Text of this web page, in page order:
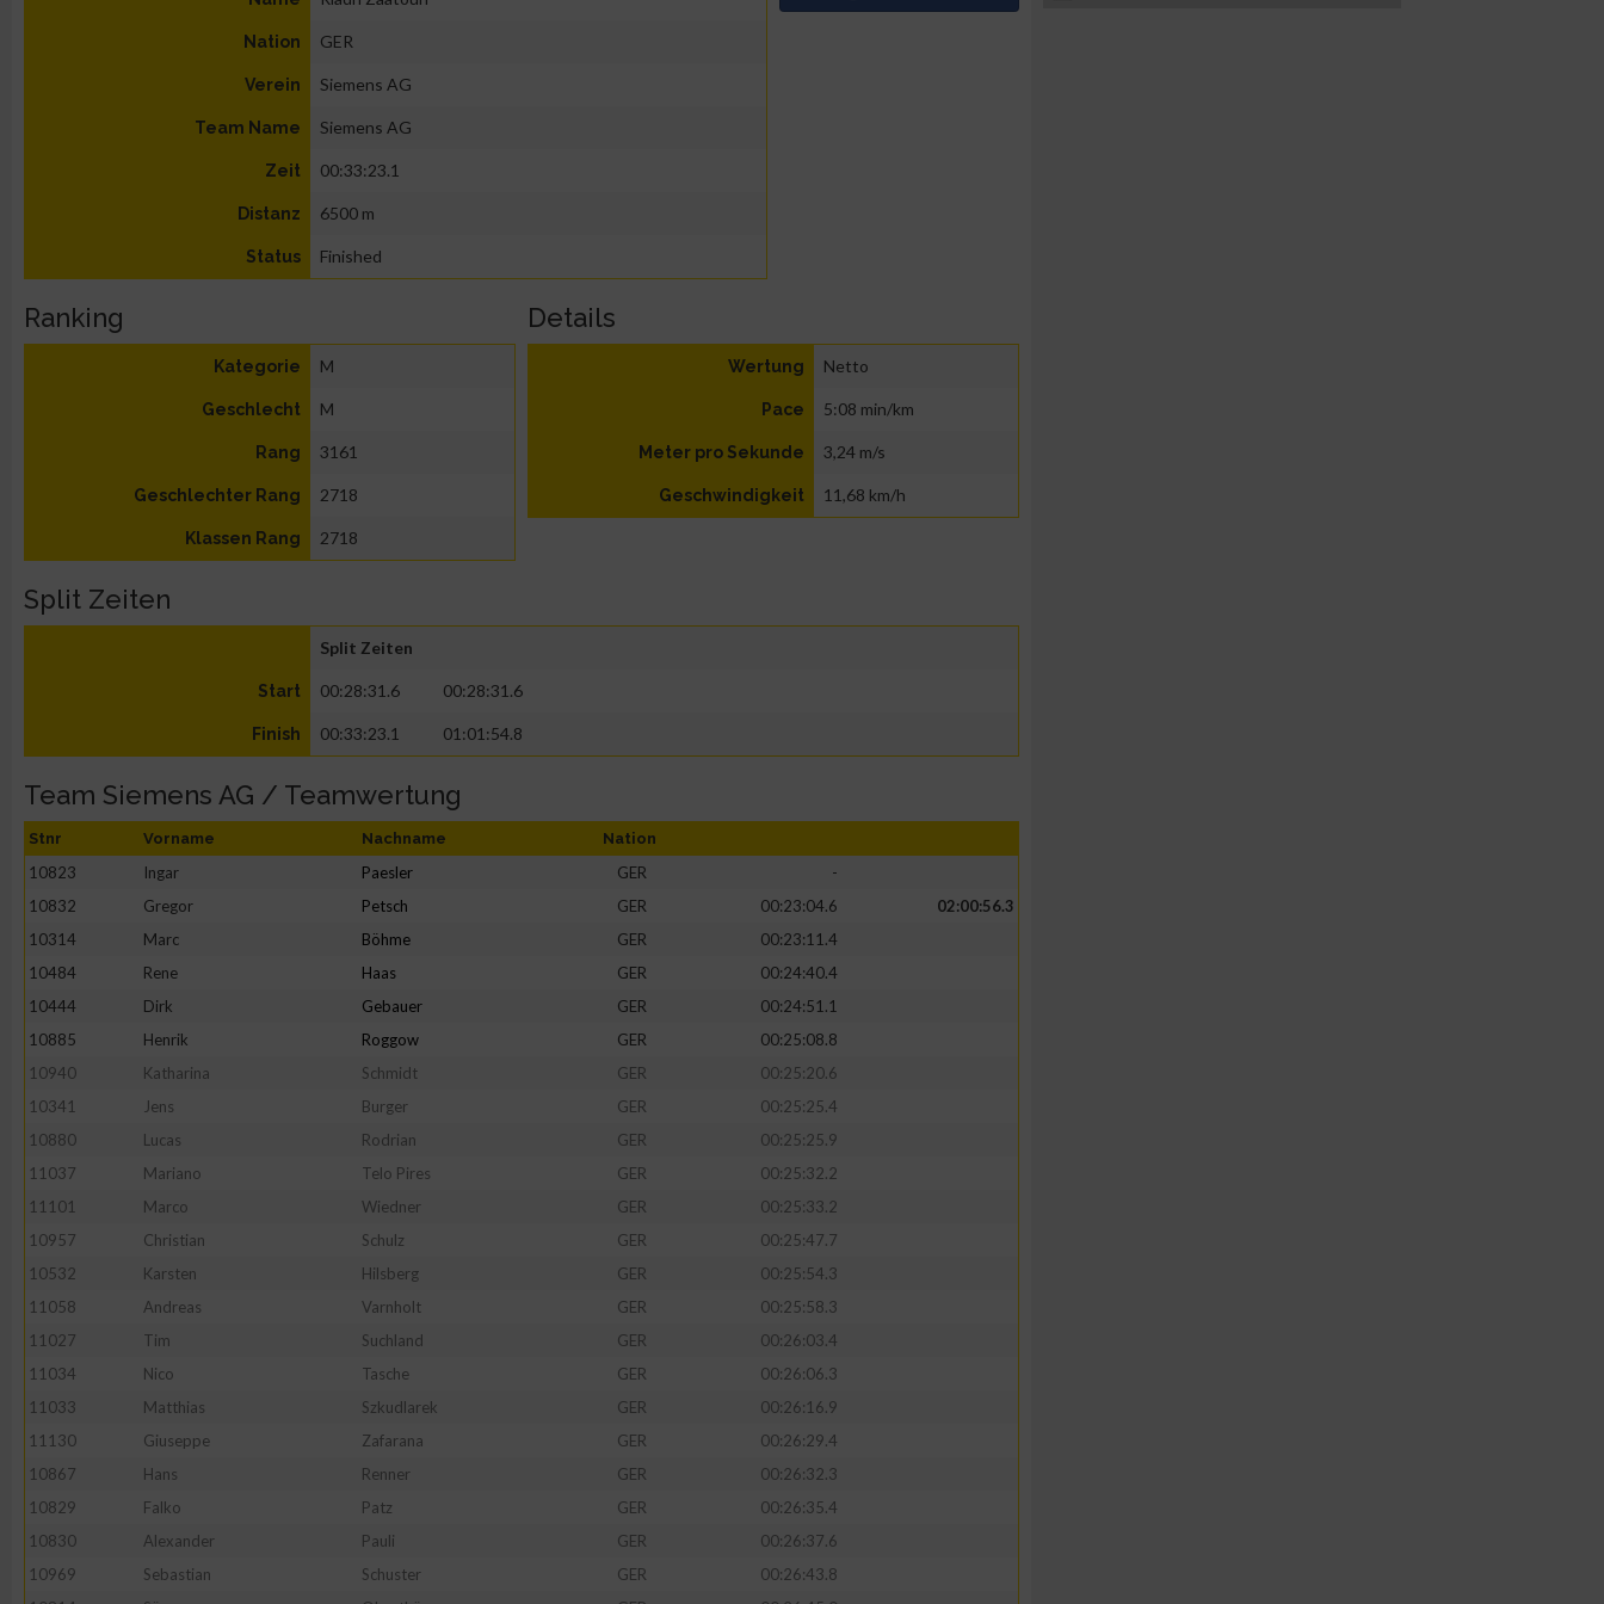
Nation GER
Verein Siemens AG
Team Name Siemens AG
Zeit 00:33:23.1
Distanz 6500 m
Status Finished
Ranking
Kategorie M
Geschlecht M
Rang 3161
Geschlechter Rang 2718
Klassen Rang 2718
Details
Wertung Netto
Pace 5:08 min/km
Meter pro Sekunde 3,24 m/s
Geschwindigkeit 11,68 km/h
Split Zeiten
Split Zeiten
Start 00:28:31.6 00:28:31.6
Finish 00:33:23.1 01:01:54.8
Team Siemens AG / Teamwertung
Stnr Vorname Nachname Nation
10823 Ingar Paesler GER
-
10832
Gregor Petsch GER 00:23:04.6
02:00:56.3
10314
Marc Böhme GER
00:23:11.4
10484
Rene Haas GER
00:24:40.4
10444
Dirk Gebauer GER
00:24:51.1
10885
Henrik Roggow GER
00:25:08.8
10940
Katharina Schmidt GER
00:25:20.6
10341
Jens Burger GER
00:25:25.4
10880
Lucas Rodrian GER
00:25:25.9
11037
Mariano Telo Pires GER
00:25:32.2
11101
Marco Wiedner GER
00:25:33.2
10957
Christian Schulz GER
00:25:47.7
10532
Karsten Hilsberg GER
00:25:54.3
11058
Andreas Varnholt GER
00:25:58.3
11027
Tim Suchland GER
00:26:03.4
11034
Nico Tasche GER
00:26:06.3
11033
Matthias Szkudlarek GER
00:26:16.9
11130
Giuseppe Zafarana GER
00:26:29.4
10867
Hans Renner GER
00:26:32.3
10829
Falko Patz GER
00:26:35.4
10830
Alexander Pauli GER
00:26:37.6
10969
Sebastian Schuster GER
00:26:43.8